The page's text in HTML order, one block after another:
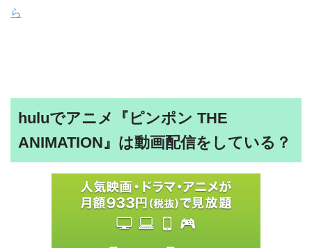
ら
huluでアニメ『ピンポン THE
ANIMATION』は動画配信をしている？